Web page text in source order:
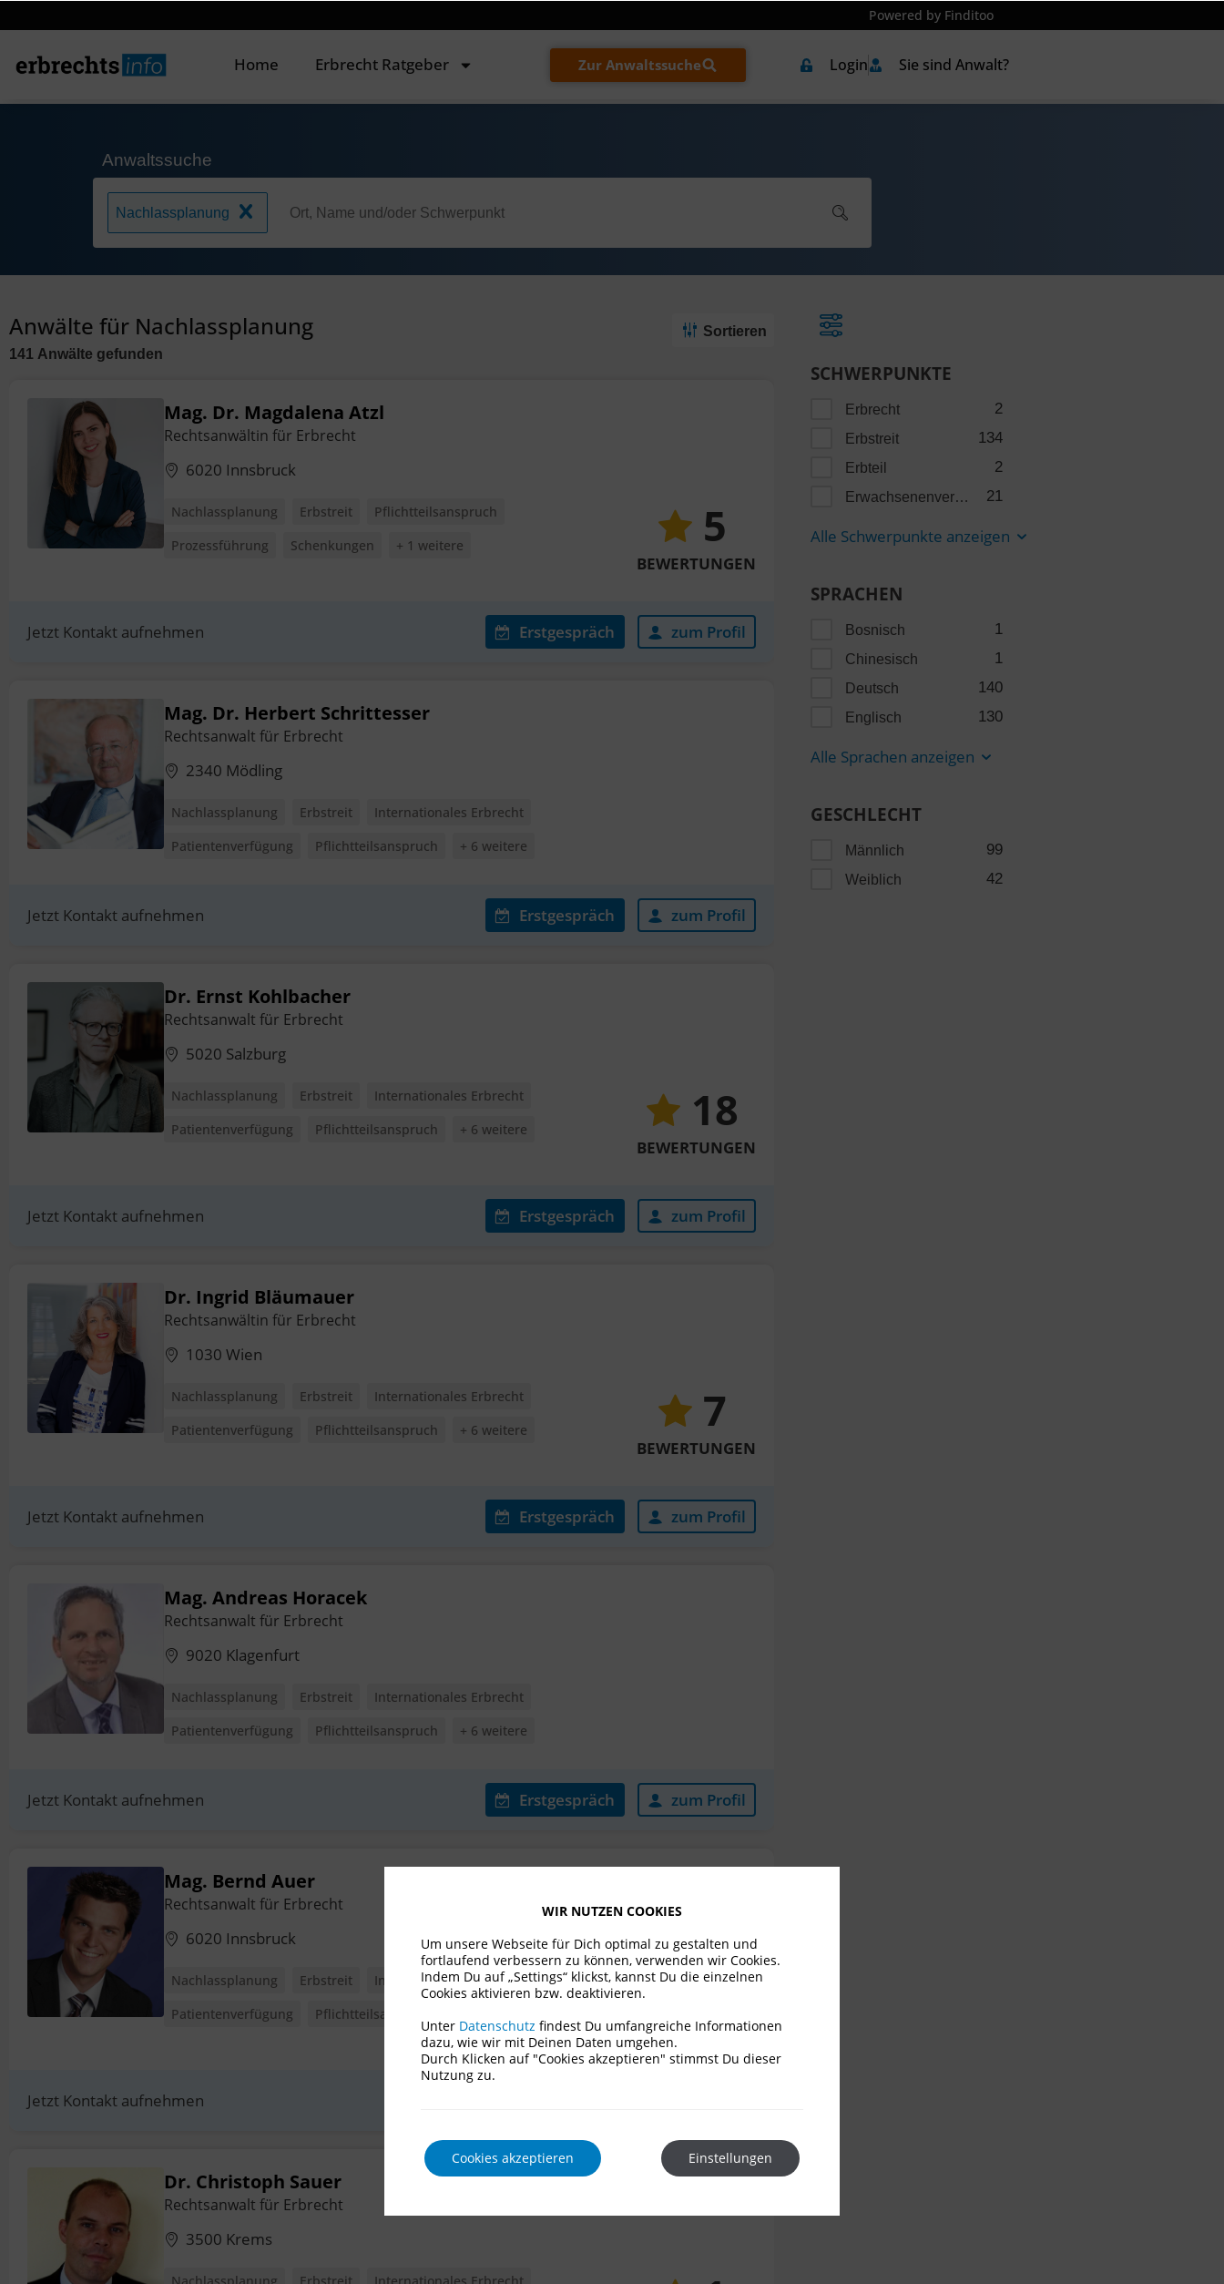
Powered by Finditoo
Home Erbrecht Ratgeber Zur Anwaltssuche Login Sie sind Anwalt?
Anwaltssuche
Nachlassplanung
Anwälte für Nachlassplanung
141 Anwälte gefunden
Sortieren
Mag. Dr. Magdalena Atzl
Rechtsanwältin für Erbrecht
6020 Innsbruck
Nachlassplanung Erbstreit
Pflichtteilsanspruch
Prozessführung
Schenkungen + 1 weitere 5
BEWERTUNGEN
Jetzt Kontakt aufnehmen Erstgespräch zum Profil
Mag. Dr. Herbert Schrittesser
Rechtsanwalt für Erbrecht
2340 Mödling
Nachlassplanung Erbstreit
Internationales Erbrecht
Patientenverfügung
Pflichtteilsanspruch + 6 weitere
Jetzt Kontakt aufnehmen Erstgespräch zum Profil
Dr. Ernst Kohlbacher
Rechtsanwalt für Erbrecht
5020 Salzburg
Nachlassplanung Erbstreit
Internationales Erbrecht
Patientenverfügung
Pflichtteilsanspruch + 6 weitere 18
BEWERTUNGEN
Jetzt Kontakt aufnehmen Erstgespräch zum Profil
Dr. Ingrid Bläumauer
Rechtsanwältin für Erbrecht
1030 Wien
Nachlassplanung Erbstreit
Internationales Erbrecht
Patientenverfügung
Pflichtteilsanspruch + 6 weitere 7
BEWERTUNGEN
Jetzt Kontakt aufnehmen Erstgespräch zum Profil
Mag. Andreas Horacek
Rechtsanwalt für Erbrecht
9020 Klagenfurt
Nachlassplanung Erbstreit
Internationales Erbrecht
Patientenverfügung
Pflichtteilsanspruch + 6 weitere
Jetzt Kontakt aufnehmen Erstgespräch zum Profil
Mag. Bernd Auer
Rechtsanwalt für Erbrecht
6020 Innsbruck
Nachlassplanung Erbstreit
Internationales Erbrecht
Patientenverfügung
Pflichtteilsanspruch 1
BEWERTUNGEN
Jetzt Kontakt aufnehmen
Dr. Christoph Sauer
Rechtsanwalt für Erbrecht
3500 Krems
SCHWERPUNKTE
Erbrecht 2
Erbstreit 134
Erbteil 2
Erwachsenenvertretung 21
Alle Schwerpunkte anzeigen
SPRACHEN
Bosnisch 1
Chinesisch 1
Deutsch 140
Englisch 130
Alle Sprachen anzeigen
GESCHLECHT
Männlich 99
Weiblich 42
WIR NUTZEN COOKIES
Um unsere Webseite für Dich optimal zu gestalten und
fortlaufend verbessern zu können, verwenden wir Cookies.
Indem Du auf „Settings“ klickst, kannst Du die einzelnen
Cookies aktivieren bzw. deaktivieren.
Unter Datenschutz findest Du umfangreiche Informationen
dazu, wie wir mit Deinen Daten umgehen.
Durch Klicken auf "Cookies akzeptieren" stimmst Du dieser
Nutzung zu.
Cookies akzeptieren Einstellungen